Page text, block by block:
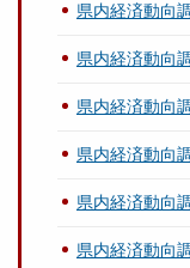
県内経済動向
県内経済動向
県内経済動向
県内経済動向
県内経済動向
県内経済動向